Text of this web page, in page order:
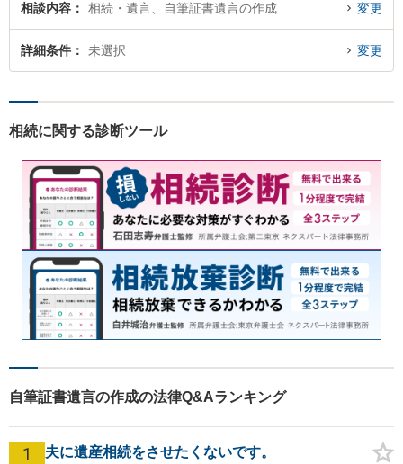
相談内容 相続・遺言、自筆証書遺言の作成 変更
詳細条件 未選択 変更
相続に関する診断ツール
自筆証書遺言の作成の法律Q&Aランキング
1 夫に遺産相続をさせたくないです。